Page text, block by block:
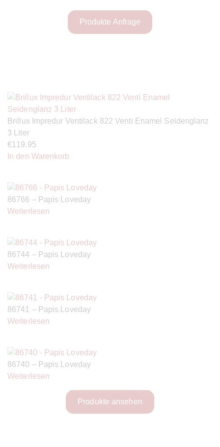
Produkte Anfrage
Brillux Impredur Ventilack 822 Venti Enamel Seidenglanz
3 Liter
€119.95
In den Warenkorb
86766 – Papis Loveday
Weiterlesen
86744 – Papis Loveday
Weiterlesen
86741 – Papis Loveday
Weiterlesen
86740 – Papis Loveday
Weiterlesen
Produkte ansehen